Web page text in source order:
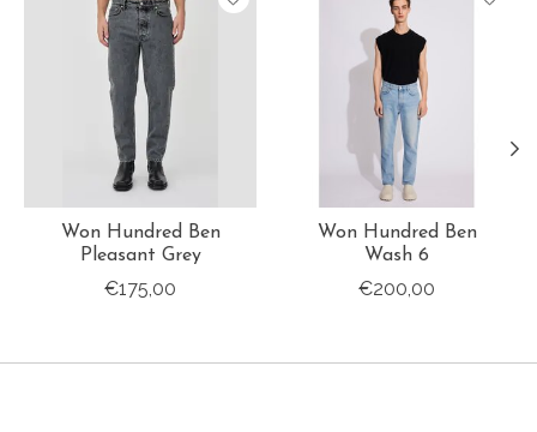
Won Hundred Ben
Pleasant Grey
€175,00
Won Hundred Ben
Wash 6
€200,00